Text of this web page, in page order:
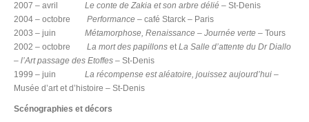
2007 – avril Le conte de Zakia et son arbre délié – St-Denis
2004 – octobre Performance – café Starck – Paris
2003 – juin Métamorphose, Renaissance – Journée verte – Tours
2002 – octobre La mort des papillons etLa Salle d’attente du Dr Diallo
– l’Art passage des Etoffes – St-Denis
1999 – juin
La récompense est aléatoire, jouissez aujourd’hui –
Musée d’art et d’histoire – St-Denis
Scénographies et décors